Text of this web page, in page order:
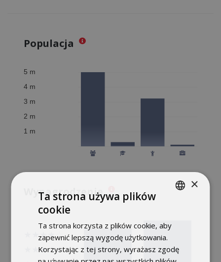
Populacja
Wynagrodzenie
ENGLISH
×
Ta strona używa plików
cookie
Ta strona korzysta z plików cookie, aby
zapewnić lepszą wygodę użytkowania.
Korzystając z tej strony, wyrażasz zgodę